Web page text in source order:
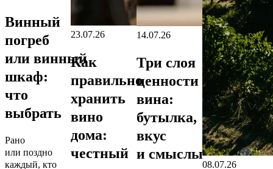
Винный
погреб
или винный
шкаф:
что
выбрать
Рано
или поздно
каждый, кто
23.07.26
Как
правильно
хранить
вино
дома:
честный
14.07.26
Три слоя
ценности
вина:
бутылка,
вкус
и смыслы
08.07.26